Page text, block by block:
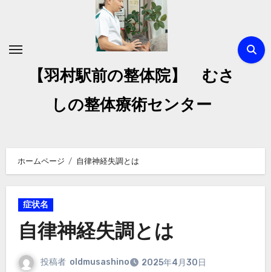
【羽村駅前の整体院】 むさ
しの整体療術センター
ホームページ 自律神経失調とは
症状名
自律神経失調とは
投稿者 oldmusashino
2025年4月30日